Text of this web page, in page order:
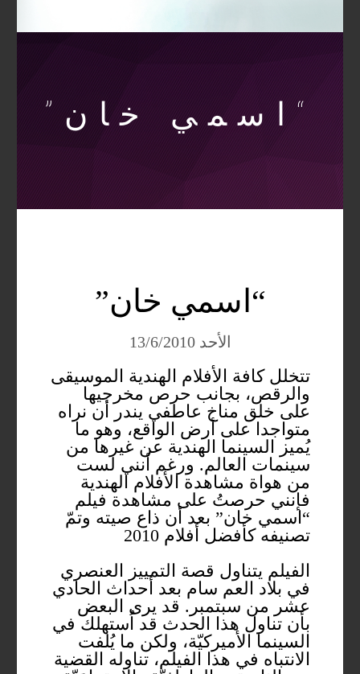
“اسمي خان”
“اسمي خان”
الأحد 13/6/2010
تتخلل كافة الأفلام الهندية الموسيقى
والرقص، بجانب حرص مخرجيها
على خلق مناخ عاطفي يندر أن نراه
متواجدا على أرض الواقع، وهو ما
يُميز السينما الهندية عن غيرها من
سينمات العالم. ورغم أنني لست
من هواة مشاهدة الأفلام الهندية
فإنني حرصتُ على مشاهدة فيلم
“اسمي خان” بعد أن ذاع صيته وتمّ
تصنيفه كأفضل أفلام 2010
الفيلم يتناول قصة التمييز العنصري
في بلاد العم سام بعد أحداث الحادي
عشر من سبتمبر. قد يرى البعض
بأن تناول هذا الحدث قد اُستهلك في
السينما الأميركيّة، ولكن ما يُلفت
الانتباه في هذا الفيلم، تناوله القضية